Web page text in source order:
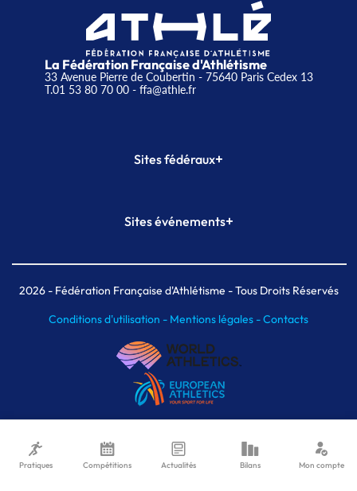
La Fédération Française d'Athlétisme
33 Avenue Pierre de Coubertin - 75640 Paris Cedex 13
T.01 53 80 70 00- ffa@athle.fr
Sites fédéraux+
Plateforme Formation
Sites événements+
Meeting de Paris indoor
MAIF Ekiden de Paris
2026- Fédération Française d'Athlétisme - Tous Droits Réservés
Conditions d'utilisation - Mentions légales -Contacts
Pratiques Compétitions Actualités Bilans Mon compte